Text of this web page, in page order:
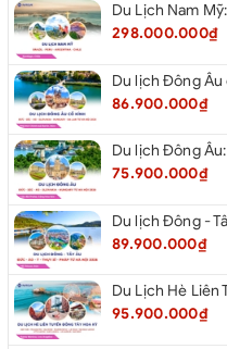
298.000.000₫
86.900.000₫
75.900.000₫
89.900.000₫
95.900.000₫